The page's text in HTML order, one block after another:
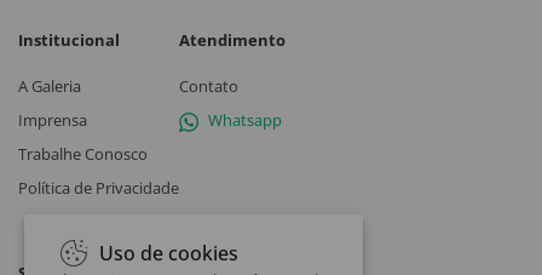
Institucional
A Galeria
Imprensa
Trabalhe Conosco
Política de Privacidade
Atendimento
Contato
Whatsapp
Uso de cookies